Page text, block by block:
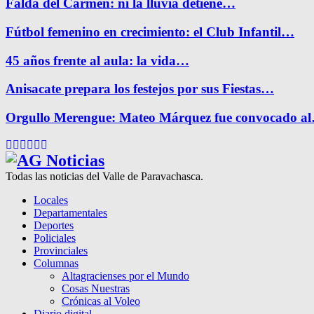
Falda del Carmen: ni la lluvia detiene…
Fútbol femenino en crecimiento: el Club Infantil…
45 años frente al aula: la vida…
Anisacate prepara los festejos por sus Fiestas…
Orgullo Merengue: Mateo Márquez fue convocado
Facebook
Twitter
Instagram
Pinterest
Google
Todas las noticias del Valle de Paravachasca.
Locales
Departamentales
Deportes
Policiales
Provinciales
Columnas
Altagracienses por el Mundo
Cosas Nuestras
Crónicas al Voleo